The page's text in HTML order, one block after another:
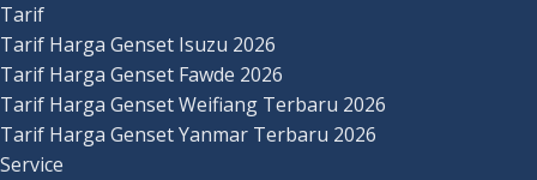
Tarif
Tarif Harga Genset Isuzu 2026
Tarif Harga Genset Fawde 2026
Tarif Harga Genset Weifiang Terbaru 2026
Tarif Harga Genset Yanmar Terbaru 2026
Service